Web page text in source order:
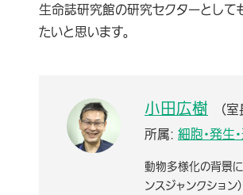
生命誌研究館の研究セクターとして
たいと思います。
小田広樹
（室
所属: 細胞・発生
動物多様化の背景
ンスジャンクション